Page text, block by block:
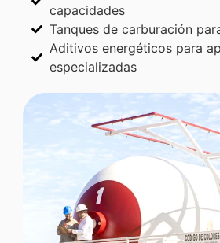
capacidades
Tanques de carburación
Aditivos energéticos para
especializadas